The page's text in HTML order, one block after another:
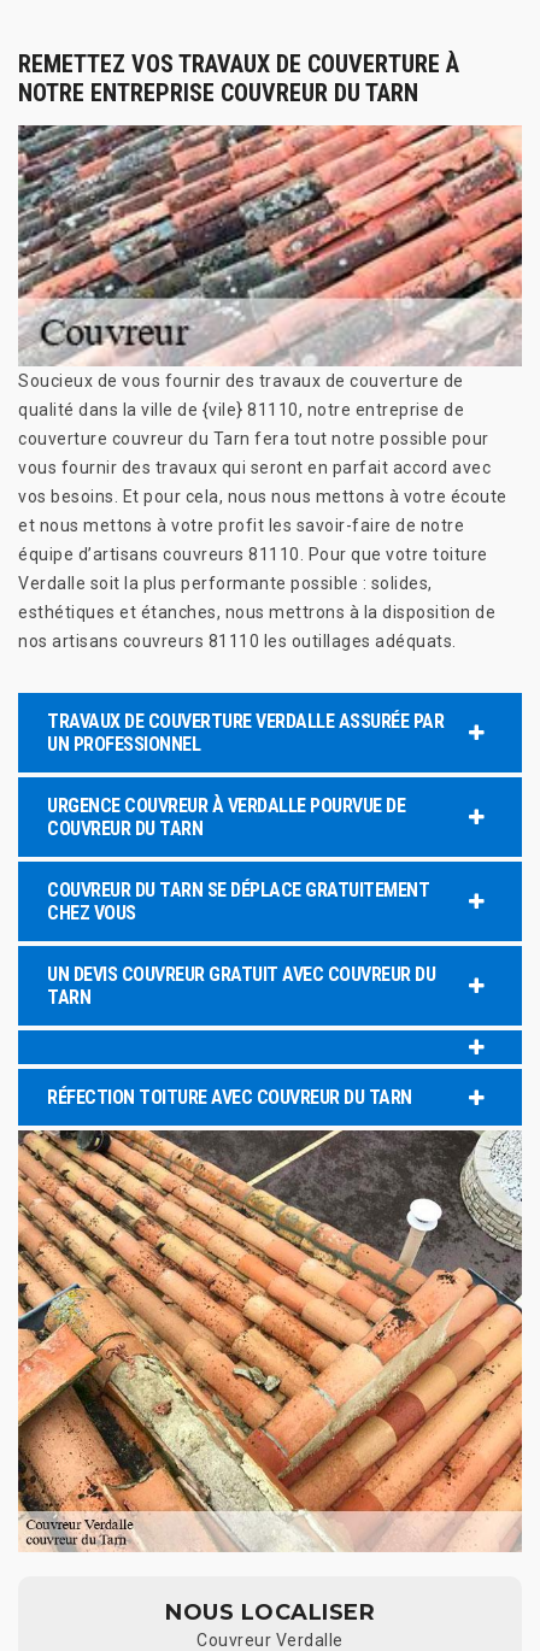
REMETTEZ VOS TRAVAUX DE COUVERTURE À
NOTRE ENTREPRISE COUVREUR DU TARN
Soucieux de vous fournir des travaux de couverture de
qualité dans la ville de {vile} 81110, notre entreprise de
couverture couvreur du Tarn fera tout notre possible pour
vous fournir des travaux qui seront en parfait accord avec
vos besoins. Et pour cela, nous nous mettons à votre écoute
et nous mettons à votre profit les savoir-faire de notre
équipe d’artisans couvreurs 81110. Pour que votre toiture
Verdalle soit la plus performante possible : solides,
esthétiques et étanches, nous mettrons à la disposition de
nos artisans couvreurs 81110 les outillages adéquats.
TRAVAUX DE COUVERTURE VERDALLE ASSURÉE PAR
UN PROFESSIONNEL
URGENCE COUVREUR À VERDALLE POURVUE DE
COUVREUR DU TARN
COUVREUR DU TARN SE DÉPLACE GRATUITEMENT
CHEZ VOUS
UN DEVIS COUVREUR GRATUIT AVEC COUVREUR DU
TARN
RÉFECTION TOITURE AVEC COUVREUR DU TARN
NOUS LOCALISER
Couvreur Verdalle